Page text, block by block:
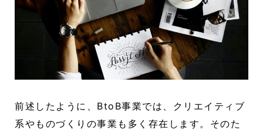
前述したように、BtoB事業では、クリエイティブ
系やものづくりの事業も多く存在します。そのた